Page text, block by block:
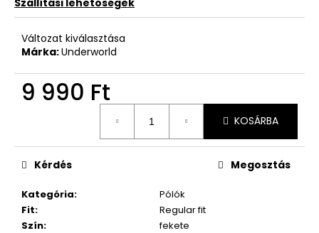
Változat kiválasztása
Márka:Underworld
9 990 Ft
KOSÁRBA
Kategória:
Pólók
Fit:
Regular fit
Szín:
fekete
Kérdés Megosztás